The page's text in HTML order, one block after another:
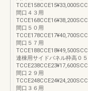
間口４３用
間口５０用
間口５７用
連棟用サイドパネル枠高０
間口２９用
間口３６用